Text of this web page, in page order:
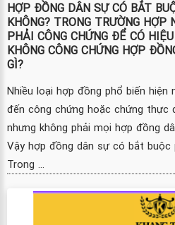
HỢP ĐỒNG DÂN SỰ CÓ BẮT
KHÔNG? TRONG TRƯỜNG HỢP
PHẢI CÔNG CHỨNG ĐỂ CÓ
KHÔNG CÔNG CHỨNG HỢP
GÌ?
Nhiều loại hợp đồng phổ biến hiện
đến công chứng hoặc chứng thực
nhưng không phải mọi hợp đồng
Vậy hợp đồng dân sự có bắt buộc
Trong ...